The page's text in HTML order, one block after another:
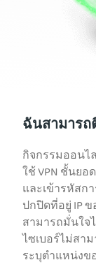
ฉันสามารถ
กิจกรรมออน
ใช้ VPN ชั้นยอ
และเข้ารหัสก
ปกปิดที่อยู่ IP
สามารถมั่นใจ
ไซเบอร์ไม่สา
ระบุตำแหน่ง